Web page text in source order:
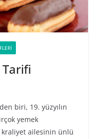
biri, 19. yüzyılın
yemek
kraliyet ailesinin ünlü